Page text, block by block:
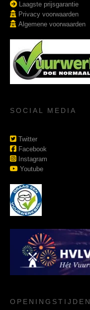
Laagste prijsgarantie
Privacy voorwaarden
Algemene voorwaarden
SOCIAL MEDIA
Twitter
Facebook
Instagram
Youtube
OPENINGSTIJDEN